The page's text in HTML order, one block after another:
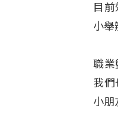
目
小舉
職業
我們
小朋